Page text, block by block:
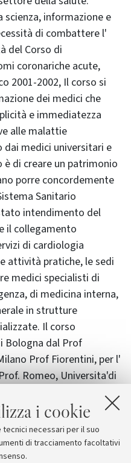
i cookie
necessari per il suo
di tracciamento facoltativi
informazione e
di combattere l'
del Corso di
coronariche acute,
2001-2002, Il corso si
dei medici che
e immediatezza
alle malattie
dai medici universitari e
di creare un patrimonio
porre concordemente
Sanitario
intendimento del
il collegamento
di cardiologia
attività pratiche, le sedi
medici specialisti di
di medicina interna,
in strutture
Il corso
Bologna dal Prof
Prof Fiorentini, per l'
Romeo, Universita'di